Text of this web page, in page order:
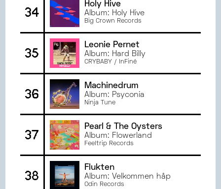
34
Holy Hive
Album: Holy Hive
Big Crown Records
35
Leonie Pernet
Album: Hard Billy
CRYBABY / InFiné
36
Machinedrum
Album: Psyconia
Ninja Tune
37
Pearl & The Oysters
Album: Flowerland
Feeltrip Records
38
Flukten
Album: Velkommen håp
Odin Records